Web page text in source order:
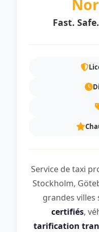
Fast.
Service de taxi
Stockholm,
grandes villes
certifiés,
tarification